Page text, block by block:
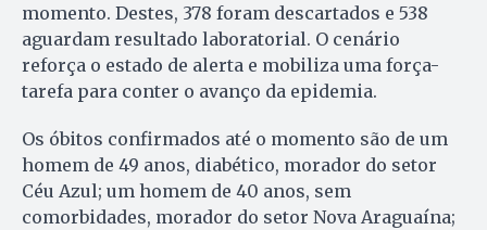
momento. Destes, 378 foram descartados e 538
aguardam resultado laboratorial. O cenário
reforça o estado de alerta e mobiliza uma força-
tarefa para conter o avanço da epidemia.
Os óbitos confirmados até o momento são de um
homem de 49 anos, diabético, morador do setor
Céu Azul; um homem de 40 anos, sem
comorbidades, morador do setor Nova Araguaína;